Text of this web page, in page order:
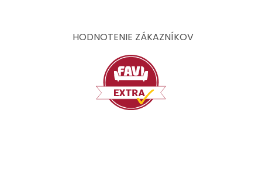
HODNOTENIE ZÁKAZNÍKOV